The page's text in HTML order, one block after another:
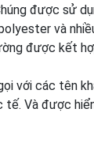
được sử
và
được kết
với các tên
Và được